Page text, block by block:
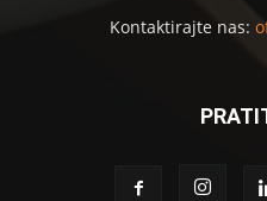
Kontaktirajte nas: